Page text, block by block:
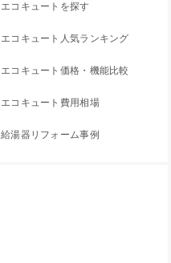
エコキュートを探す
エコキュート人気ランキング
エコキュート価格・機能比較
エコキュート費用相場
給湯器リフォーム事例